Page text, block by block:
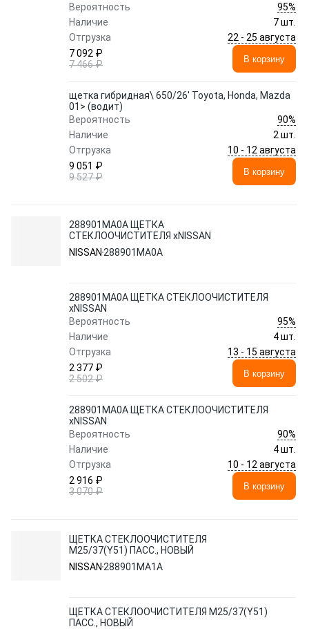
Вероятность
95%
Наличие
7 шт.
Отгрузка
22 - 25 августа
7 092 ₽
7 466 ₽
В корзину
щетка гибридная\ 650/26' Toyota, Honda, Mazda
01> (водит)
Вероятность
90%
Наличие
2 шт.
Отгрузка
10 - 12 августа
9 051 ₽
9 527 ₽
В корзину
288901MA0A ЩЕТКА
СТЕКЛООЧИСТИТЕЛЯ xNISSAN
NISSAN 288901MA0A
288901MA0A ЩЕТКА СТЕКЛООЧИСТИТЕЛЯ
xNISSAN
Вероятность
95%
Наличие
4 шт.
Отгрузка
13 - 15 августа
2 377 ₽
2 502 ₽
В корзину
288901MA0A ЩЕТКА СТЕКЛООЧИСТИТЕЛЯ
xNISSAN
Вероятность
90%
Наличие
4 шт.
Отгрузка
10 - 12 августа
2 916 ₽
3 070 ₽
В корзину
ЩЕТКА СТЕКЛООЧИСТИТЕЛЯ
M25/37(Y51) ПАСС., НОВЫЙ
NISSAN 288901MA1A
ЩЕТКА СТЕКЛООЧИСТИТЕЛЯ M25/37(Y51)
ПАСС., НОВЫЙ